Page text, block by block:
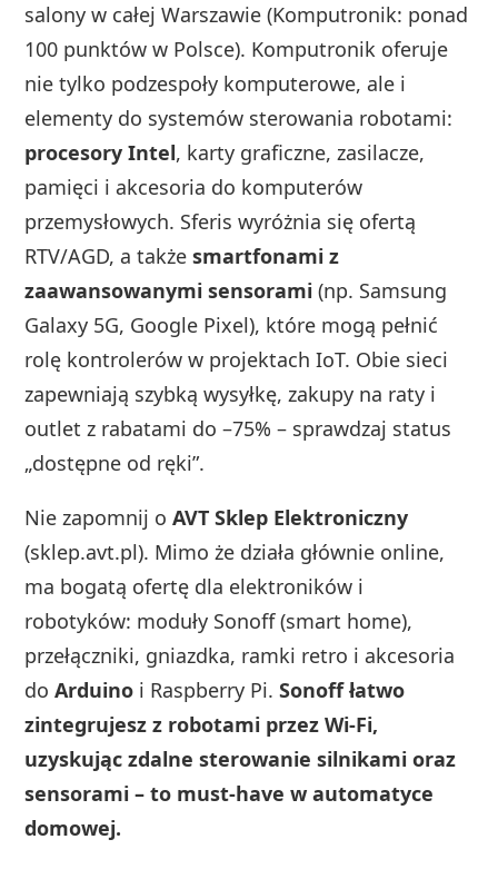
salony w całej Warszawie (Komputronik: ponad
100 punktów w Polsce). Komputronik oferuje
nie tylko podzespoły komputerowe, ale i
elementy do systemów sterowania robotami:
procesory Intel, karty graficzne, zasilacze,
pamięci i akcesoria do komputerów
przemysłowych. Sferis wyróżnia się ofertą
RTV/AGD, a takżesmartfonami z
zaawansowanymi sensorami (np. Samsung
Galaxy 5G, Google Pixel), które mogą pełnić
rolę kontrolerów w projektach IoT. Obie sieci
zapewniają szybką wysyłkę, zakupy na raty i
outlet z rabatami do –75% – sprawdzaj status
„dostępne od ręki”.
Nie zapomnij oAVT Sklep Elektroniczny
(sklep.avt.pl). Mimo że działa głównie online,
ma bogatą ofertę dla elektroników i
robotyków: moduły Sonoff (smart home),
przełączniki, gniazdka, ramki retro i akcesoria
doArduino i Raspberry Pi.Sonoff łatwo
zintegrujesz z robotami przez Wi‑Fi,
uzyskując zdalne sterowanie silnikami oraz
sensorami – to must-have w automatyce
domowej.